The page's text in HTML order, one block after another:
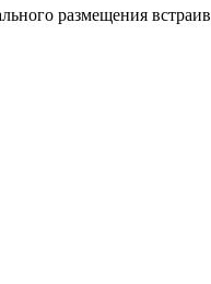
размещения